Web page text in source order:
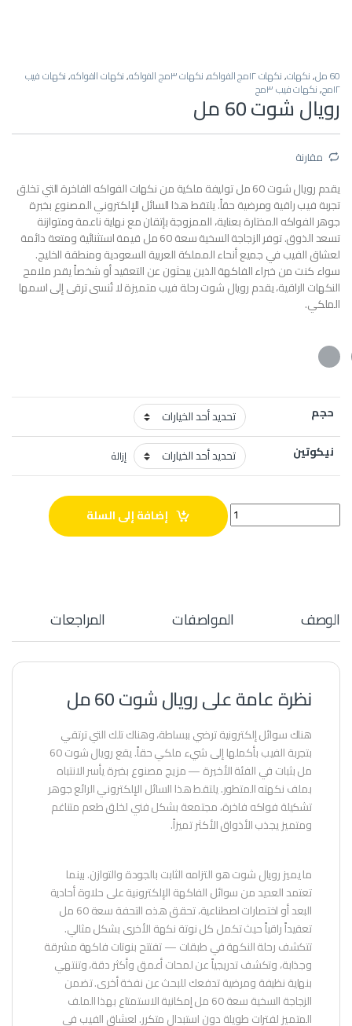
60 مل ,نكهات,نكهات ١٢مج الفواكه ,نكهات ٣مج الفواكه ,نكهات الفواكه,نكهات فيب
١٢مج ,نكهات فيب ٣مج
رويال شوت 60 مل
مقارنة
يقدم رويال شوت 60 مل توليفة ملكية من نكهات الفواكه الفاخرة التي تخلق
تجربة فيب راقية ومرضية حقاً. يلتقط هذا السائل الإلكتروني المصنوع بخبرة
جوهر الفواكه المختارة بعناية، الممزوجة بإتقان مع نهاية ناعمة ومتوازنة
تسعد الذوق. توفر الزجاجة السخية سعة 60 مل قيمة استثنائية ومتعة دائمة
لعشاق الفيب في جميع أنحاء المملكة العربية السعودية ومنطقة الخليج.
سواء كنت من خبراء الفاكهة الذين يبحثون عن التعقيد أو شخصاً يقدر ملامح
النكهات الراقية، يقدم رويال شوت رحلة فيب متميزة لا تُنسى ترقى إلى اسمها
الملكي.
حجم
نيكوتين
إزالة
رويال شوت 60 مل quantity إضافة إلى السلة
الوصف المواصفات المراجعات
نظرة عامة على رويال شوت 60 مل
هناك سوائل إلكترونية ترضي ببساطة، وهناك تلك التي ترتقي
بتجربة الفيب بأكملها إلى شيء ملكي حقاً. يقع رويال شوت 60
مل بثبات في الفئة الأخيرة — مزيج مصنوع بخبرة يأسر الانتباه
بملف نكهته المتطور. يلتقط هذا السائل الإلكتروني الرائع جوهر
تشكيلة فواكه فاخرة، مجتمعة بشكل فني لخلق طعم متناغم
ومتميز يجذب الأذواق الأكثر تميزاً.
ما يميز رويال شوت هو التزامه الثابت بالجودة والتوازن. بينما
تعتمد العديد من سوائل الفاكهة الإلكترونية على حلاوة أحادية
البعد أو اختصارات اصطناعية، تحقق هذه التحفة سعة 60 مل
تعقيداً راقياً حيث تكمل كل نوتة نكهة الأخرى بشكل مثالي.
تتكشف رحلة النكهة في طبقات — تفتتح بنوتات فاكهة مشرقة
وجذابة، وتكشف تدريجياً عن لمحات أعمق وأكثر دقة، وتنتهي
بنهاية نظيفة ومرضية تدفعك للبحث عن نفخة أخرى. تضمن
الزجاجة السخية سعة 60 مل إمكانية الاستمتاع بهذا الملف
المتميز لفترات طويلة دون استبدال متكرر. لعشاق الفيب في